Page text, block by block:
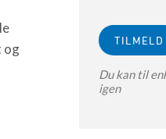
og
Du kan til
igen